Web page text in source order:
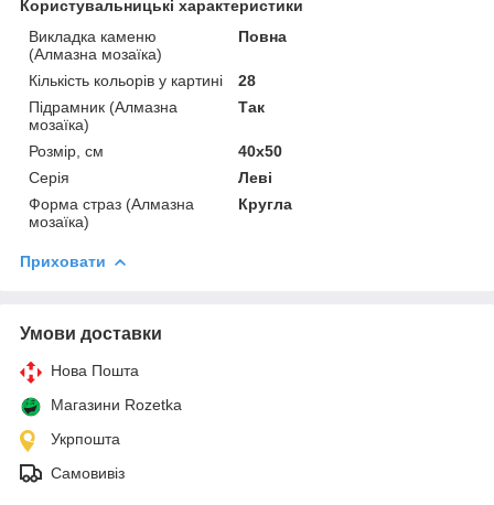
Користувальницькі характеристики
Викладка каменю
(Алмазна мозаїка)
Повна
Кількість кольорів у картині
28
Підрамник (Алмазна
мозаїка)
Так
Розмір, см
40х50
Серія
Леві
Форма страз (Алмазна
мозаїка)
Кругла
Приховати
Умови доставки
Нова Пошта
Магазини Rozetka
Укрпошта
Самовивіз